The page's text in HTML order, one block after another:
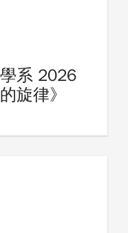
系 2026
旋律》